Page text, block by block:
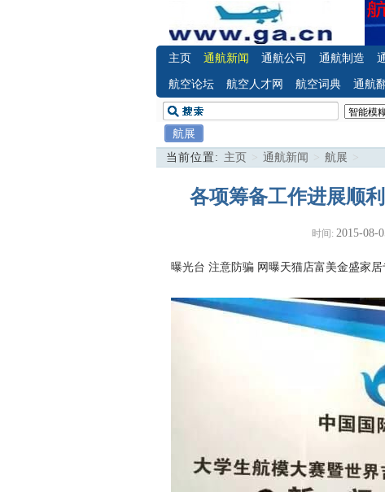
主页
通航新闻 通航公司 通航制造
航空论坛 航空人才网 航空词典 通航
航展
当前位置: 主页 > 通航新闻 > 航展 >
各项筹备工作进展顺
时间: 2015-08-
曝光台 注意防骗 网曝天猫店富美金盛家